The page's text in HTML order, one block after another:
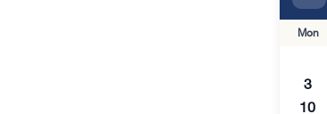
Mon
3
10